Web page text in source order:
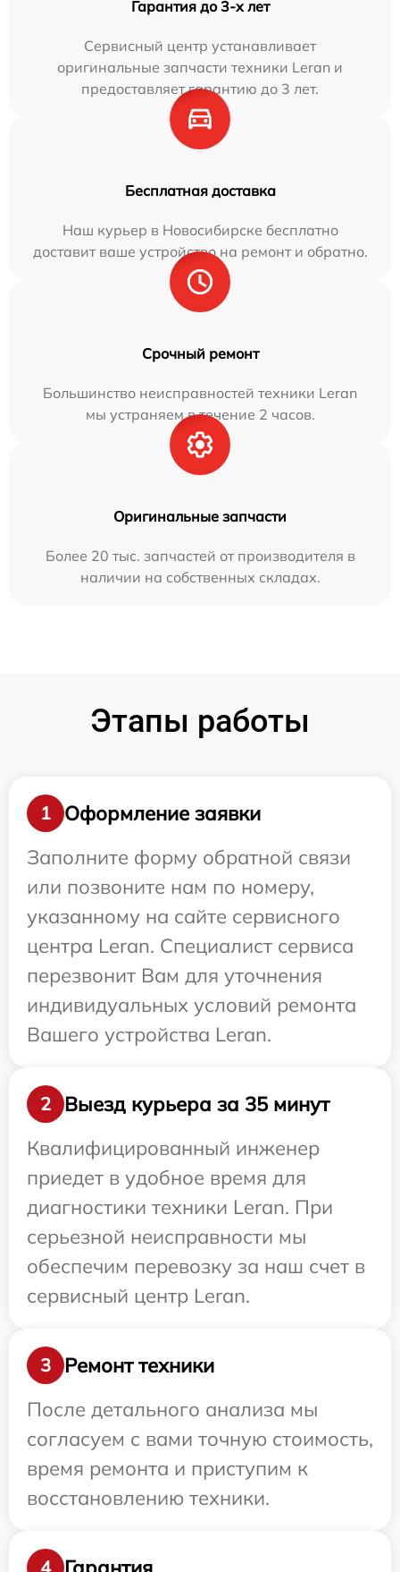
Гарантия до 3-х лет
Сервисный центр устанавливает
оригинальные запчасти техники Leran и
предоставляет гарантию до 3 лет.
Бесплатная доставка
Наш курьер в Новосибирске бесплатно
доставит ваше устройство на ремонт и обратно.
Срочный ремонт
Большинство неисправностей техники Leran
мы устраняем в течение 2 часов.
Оригинальные запчасти
Более 20 тыс. запчастей от производителя в
наличии на собственных складах.
Этапы работы
1
Оформление заявки
Заполните форму обратной связи
или позвоните нам по номеру,
указанному на сайте сервисного
центра Leran. Специалист сервиса
перезвонит Вам для уточнения
индивидуальных условий ремонта
Вашего устройства Leran.
2
Выезд курьера за 35 минут
Квалифицированный инженер
приедет в удобное время для
диагностики техники Leran. При
серьезной неисправности мы
обеспечим перевозку за наш счет в
сервисный центр Leran.
3
Ремонт техники
После детального анализа мы
согласуем с вами точную стоимость,
время ремонта и приступим к
восстановлению техники.
4